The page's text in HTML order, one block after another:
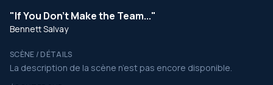
"If You Don't Make the Team..."
Bennett Salvay
SCÈNE / DÉTAILS
La description de la scène n’est pas encore disponible.